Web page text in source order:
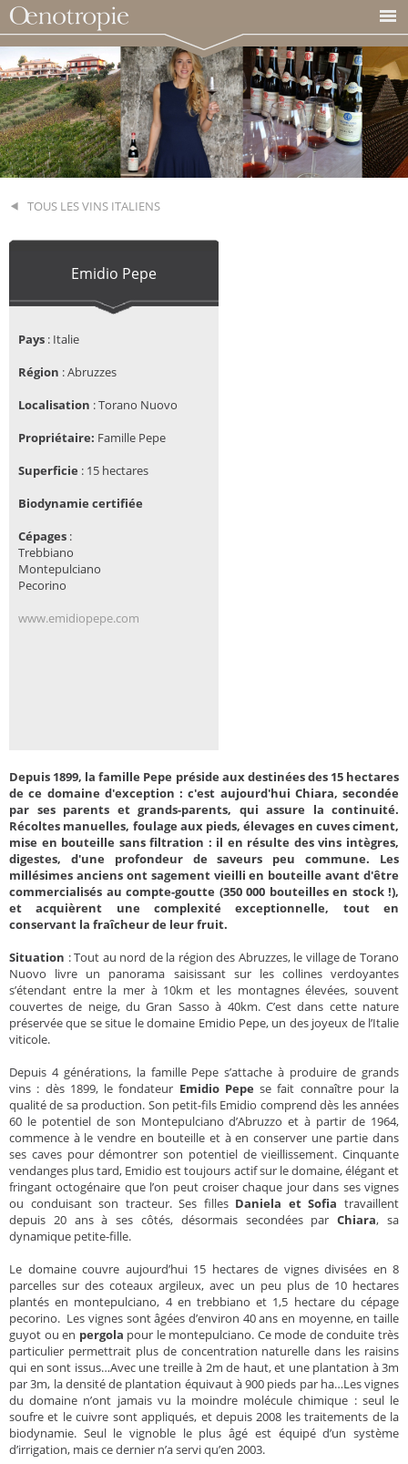
TOUS LES VINS ITALIENS
Emidio Pepe
Pays : Italie
Région :Abruzzes
Localisation :Torano Nuovo
Propriétaire: Famille Pepe
Superficie : 15 hectares
Biodynamie certifiée
Cépages :
Trebbiano
Montepulciano
Pecorino
www.emidiopepe.com
Depuis 1899, la famille Pepe préside aux destinées des 15 hectares
de ce domaine d'exception : c'est aujourd'hui Chiara, secondée
par ses parents et grands-parents, qui assure la continuité.
Récoltes manuelles, foulage aux pieds, élevages en cuves ciment,
mise en bouteille sans filtration : il en résulte des vins intègres,
digestes, d'une profondeur de saveurs peu commune. Les
millésimes anciens ont sagement vieilli en bouteille avant d'être
commercialisés au compte-goutte (350 000 bouteilles en stock !),
et acquièrent une complexité exceptionnelle, tout en
conservant la fraîcheur de leur fruit.
Situation : Tout au nord de la région des Abruzzes, le village de Torano
Nuovo livre un panorama saisissant sur les collines verdoyantes
s’étendant entre la mer à 10km et les montagnes élevées, souvent
couvertes de neige, du Gran Sasso à 40km. C’est dans cette nature
préservée que se situe le domaine Emidio Pepe, un des joyeux de l’Italie
viticole.
Depuis 4 générations, la famille Pepe s’attache à produire de grands
vins : dès 1899, le fondateur Emidio Pepe se fait connaître pour la
qualité de sa production. Son petit-fils Emidio comprend dès les années
60 le potentiel de son Montepulciano d’Abruzzo et à partir de 1964,
commence à le vendre en bouteille et à en conserver une partie dans
ses caves pour démontrer son potentiel de vieillissement. Cinquante
vendanges plus tard, Emidio est toujours actif sur le domaine, élégant et
fringant octogénaire que l’on peut croiser chaque jour dans ses vignes
ou conduisant son tracteur. Ses filles Daniela et Sofia travaillent
depuis 20 ans à ses côtés, désormais secondées parChiara, sa
dynamique petite-fille.
Le domaine couvre aujourd’hui 15 hectares de vignes divisées en 8
parcelles sur des coteaux argileux, avec un peu plus de 10 hectares
plantés en montepulciano, 4 en trebbiano et 1,5 hectare du cépage
pecorino. Les vignes sont âgées d’environ 40 ans en moyenne, en taille
guyot ou en pergola pour le montepulciano. Ce mode de conduite très
particulier permettrait plus de concentration naturelle dans les raisins
qui en sont issus…Avec une treille à 2m de haut, et une plantation à 3m
par 3m, la densité de plantation équivaut à 900 pieds par ha…Les vignes
du domaine n’ont jamais vu la moindre molécule chimique : seul le
soufre et le cuivre sont appliqués, et depuis 2008 les traitements de la
biodynamie. Seul le vignoble le plus âgé est équipé d’un système
d’irrigation, mais ce dernier n’a servi qu’en 2003.